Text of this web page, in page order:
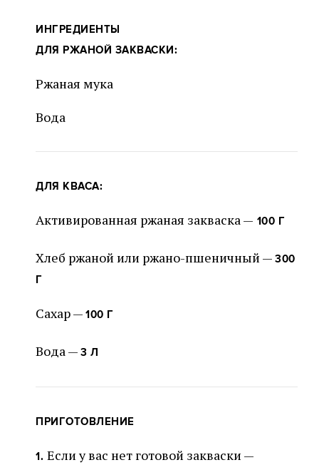
ИНГРЕДИЕНТЫ
ДЛЯ РЖАНОЙ ЗАКВАСКИ:
Ржаная мука
Вода
ДЛЯ КВАСА:
Активированная ржаная закваска — 100 Г
Хлеб ржаной или ржано-пшеничный — 300
Г
Сахар — 100 Г
Вода — 3 Л
ПРИГОТОВЛЕНИЕ
1. Если у вас нет готовой закваски —